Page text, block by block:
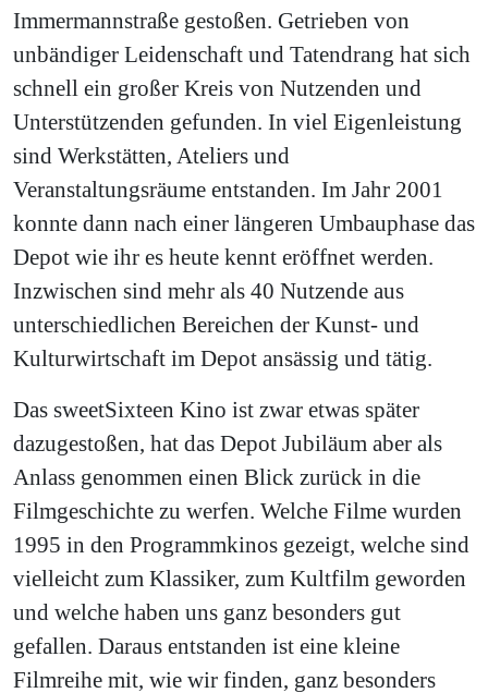
Immermannstraße gestoßen. Getrieben von
unbändiger Leidenschaft und Tatendrang hat sich
schnell ein großer Kreis von Nutzenden und
Unterstützenden gefunden. In viel Eigenleistung
sind Werkstätten, Ateliers und
Veranstaltungsräume entstanden. Im Jahr 2001
konnte dann nach einer längeren Umbauphase das
Depot wie ihr es heute kennt eröffnet werden.
Inzwischen sind mehr als 40 Nutzende aus
unterschiedlichen Bereichen der Kunst- und
Kulturwirtschaft im Depot ansässig und tätig.
Das sweetSixteen Kino ist zwar etwas später
dazugestoßen, hat das Depot Jubiläum aber als
Anlass genommen einen Blick zurück in die
Filmgeschichte zu werfen. Welche Filme wurden
1995 in den Programmkinos gezeigt, welche sind
vielleicht zum Klassiker, zum Kultfilm geworden
und welche haben uns ganz besonders gut
gefallen. Daraus entstanden ist eine kleine
Filmreihe mit, wie wir finden, ganz besonders